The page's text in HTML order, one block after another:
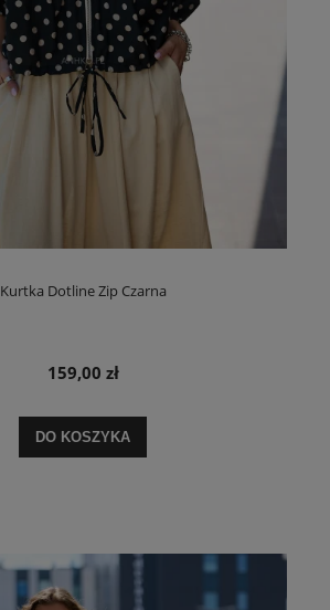
Kurtka Dotline Zip Czarna
159,00 zł
DO KOSZYKA